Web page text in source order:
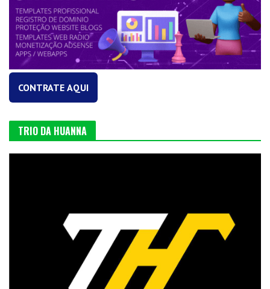
CONTRATE AQUI
TRIO DA HUANNA